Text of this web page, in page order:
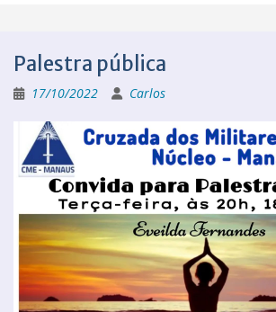
Palestra pública
17/10/2022 Carlos